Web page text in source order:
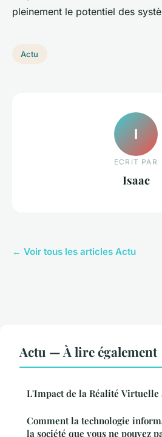
pleinement le potentiel des
Actu
I
ECRIT PAR
Isaac
← Voir tous les articles Actu
Actu — À lire également
L'Impact de la Réalité Virtuelle
Comment la technologie
la société que vous ne pouvez